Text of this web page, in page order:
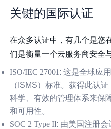
关键的国际认证
在众多认证中，有几个是您
们是衡量一个云服务商安全
ISO/IEC 27001 : 这是全球应
（ISMS）标准。获得此认
科学、有效的管理体系来保
和可用性。
SOC 2 Type II: 由美国注册